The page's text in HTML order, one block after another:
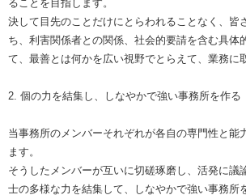
ることを目指します。
決して目先のことだけにとらわれることなく、皆
ち、利害関係者との関係、社会的要請を含む具体
て、最善とは何かを広い視野でとらえて、業務に
2. 個の力を結集し、しなやかで強い事務所を作る
当事務所のメンバーそれぞれが各自の専門性と能
ます。
そうしたメンバーが互いに切磋琢磨し、活発に議
士の多様な力を結集して、しなやかで強い事務所